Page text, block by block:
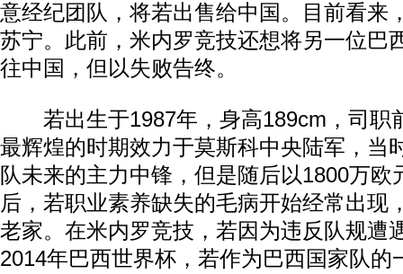
意经纪团队，将若出售给中国。目前看来
苏宁。此前，米内罗竞技还想将另一位巴
往中国，但以失败告终。
若出生于1987年，身高189cm，司职
最辉煌的时期效力于莫斯科中央陆军，当
队未来的主力中锋，但是随后以1800万欧
后，若职业素养缺失的毛病开始经常出现
老家。在米内罗竞技，若因为违反队规遭
2014年巴西世界杯，若作为巴西国家队的